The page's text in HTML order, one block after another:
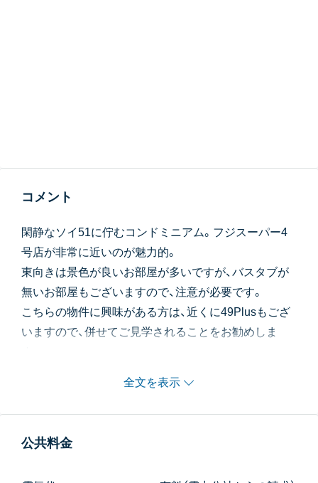
コメント
閑静なソイ51に佇むコンドミニアム。フジスーパー4
号店が非常に近いのが魅力的。
東向きは景色が良いお部屋が多いですが、バスタブが
無いお部屋もございますので、注意が必要です。
こちらの物件に興味がある方は、近くに49Plusもござ
いますので、併せてご見学されることをお勧めしま
全文を表示
公共料金